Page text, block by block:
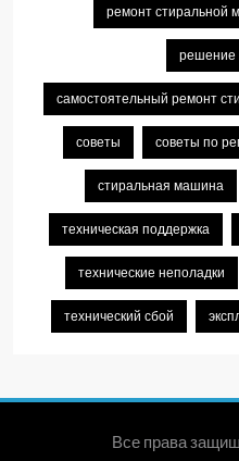
ремонт стиральной
решение
самостоятельный ремонт
советы советы по
стиральная машина
техническая поддержка
технические неполадки
технический сбой
Все права